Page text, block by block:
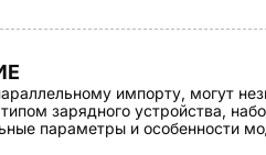
импорту, могут
зарядного устройства,
параметры и особенности